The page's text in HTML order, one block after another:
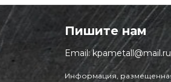
Пишите нам
Email:kpametall@mail.ru